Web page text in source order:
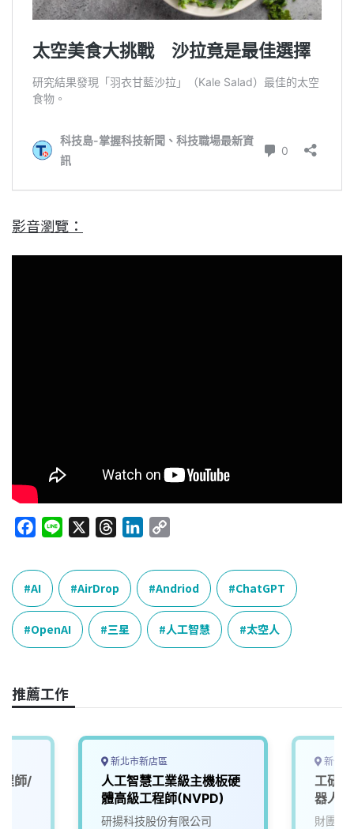
影音瀏覽：
c
e
b
o
o
n
r
e
a
d
s
n
k
e
d
p
y
L
i
n
AI AirDrop Andriod ChatGPT
OpenAI 三星 人工智慧 太空人
推薦工作
師/
新北市新店區
人工智慧工業級主機板硬
體高級工程師(NVPD)
研揚科技股份有限公司
新竹
工研
器人
財團法